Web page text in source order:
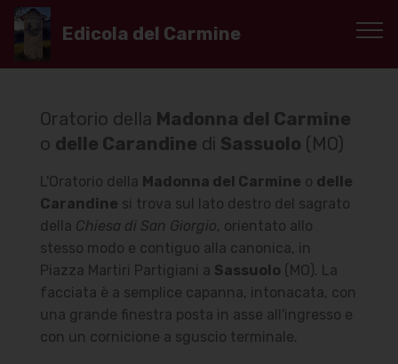
Oratorio della Madonna del Carmine
o delle Carandine di Sassuolo (MO)
L'Oratorio della Madonna del Carmine o delle
Carandine si trova sul lato destro del sagrato
della Chiesa di San Giorgio, orientato allo
stesso modo e contiguo alla canonica, in
Piazza Martiri Partigiani a Sassuolo (MO). La
facciata è a semplice capanna, intonacata, con
una grande finestra posta in asse all'ingresso e
con un cornicione a sguscio terminale.
Edicola del Carmine